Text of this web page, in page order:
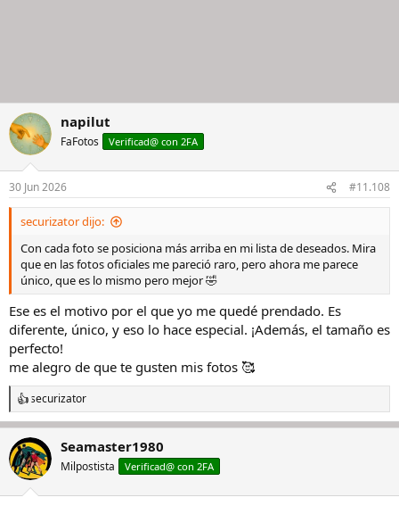
napilut
FaFotos Verificad@ con 2FA
30 Jun 2026 #11.108
securizator dijo:
Con cada foto se posiciona más arriba en mi lista de deseados. Mira
que en las fotos oficiales me pareció raro, pero ahora me parece
único, que es lo mismo pero mejor 🤣
Ese es el motivo por el que yo me quedé prendado. Es
diferente, único, y eso lo hace especial. ¡Además, el tamaño es
perfecto!
me alegro de que te gusten mis fotos 🥰
R
e
a
c
c
i
securizator
Seamaster1980
Milpostista Verificad@ con 2FA